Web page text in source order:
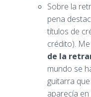
Sobre la
pena
títulos de
crédito).
de la
mundo se
guitarra
aparecía